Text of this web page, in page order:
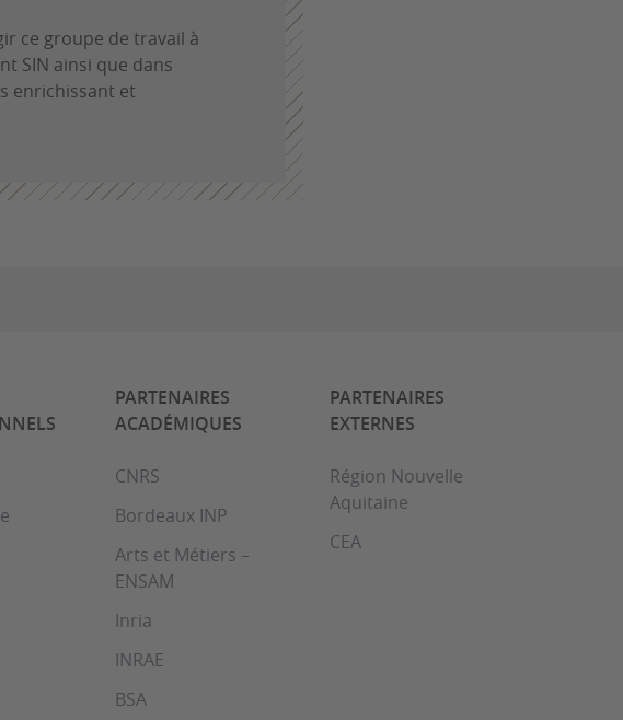
ce groupe de travail à
SIN ainsi que dans
enrichissant et
PARTENAIRES
ACADÉMIQUES
CNRS
Bordeaux INP
Arts et Métiers –
ENSAM
Inria
INRAE
BSA
PARTENAIRES
EXTERNES
Région Nouvelle
Aquitaine
CEA